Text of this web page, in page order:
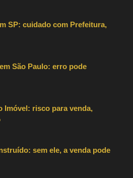
SP: cuidado com Prefeitura,
São Paulo: erro pode
Imóvel: risco para venda,
sem ele, a venda pode